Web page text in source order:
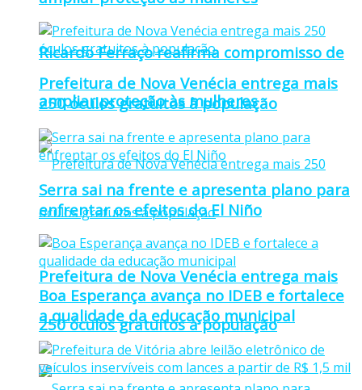
Ricardo Ferraço reafirma compromisso de
ampliar proteção às mulheres
Prefeitura de Nova Venécia entrega mais
250 óculos gratuitos à população
Prefeitura de Nova Venécia entrega mais
250 óculos gratuitos à população
Serra sai na frente e apresenta plano para
enfrentar os efeitos do El Niño
Boa Esperança avança no IDEB e fortalece
a qualidade da educação municipal